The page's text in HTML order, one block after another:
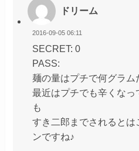
ドリーム
2016-09-05 06:11
SECRET: 0
PASS:
麺の量はプチで何グラム
最近はプチでも辛くなっ
も
すき二郎までされると
ンですね♪